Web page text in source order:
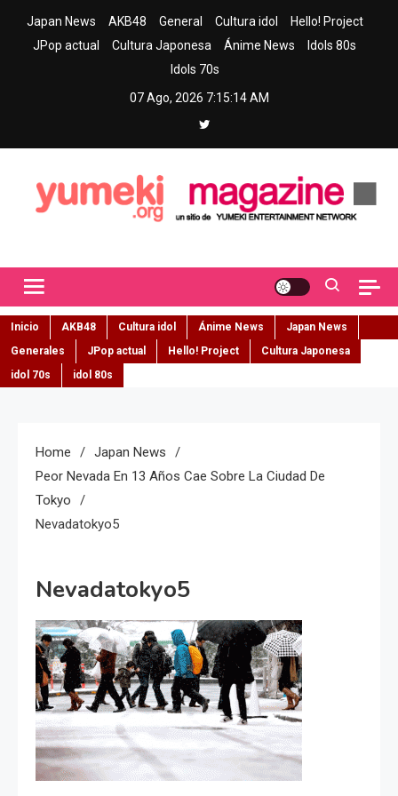
Japan News AKB48 General Cultura idol
Hello! Project
JPop actual
Cultura Japonesa Ánime News
Idols 80s
Idols 70s
07 Ago, 2026 7:15:15 AM
Inicio AKB48 Cultura idol Ánime News
Japan News
Generales
JPop actual Hello! Project
Cultura Japonesa
idol 70s
idol 80s
Home
Japan News
Peor Nevada En 13 Años Cae Sobre La Ciudad De
Tokyo
Nevadatokyo5
Nevadatokyo5